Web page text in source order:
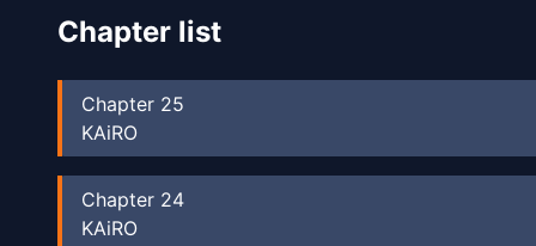
Chapter list
Chapter 25
KAiRO
Chapter 24
KAiRO